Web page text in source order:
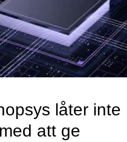
låter inte
att ge